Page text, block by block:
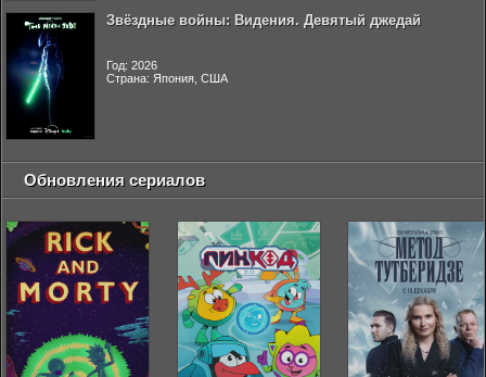
Звёздные войны: Видения. Девятый джедай
Год: 2026
Страна: Япония, США
Обновления сериалов